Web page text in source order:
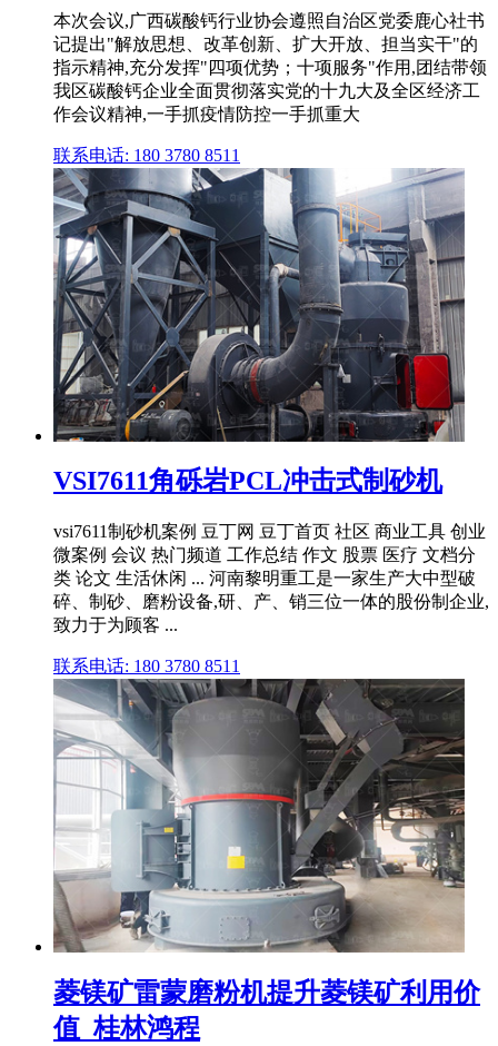
本次会议,广西碳酸钙行业协会遵照自治区党委鹿心社书
记提出"解放思想、改革创新、扩大开放、担当实干"的
指示精神,充分发挥"四项优势；十项服务"作用,团结带领
我区碳酸钙企业全面贯彻落实党的十九大及全区经济工
作会议精神,一手抓疫情防控一手抓重大
联系电话: 180 3780 8511
VSI7611角砾岩PCL冲击式制砂机
vsi7611制砂机案例 豆丁网 豆丁首页 社区 商业工具 创业
微案例 会议 热门频道 工作总结 作文 股票 医疗 文档分
类 论文 生活休闲 ... 河南黎明重工是一家生产大中型破
碎、制砂、磨粉设备,研、产、销三位一体的股份制企业,
致力于为顾客 ...
联系电话: 180 3780 8511
菱镁矿雷蒙磨粉机提升菱镁矿利用价
值_桂林鸿程